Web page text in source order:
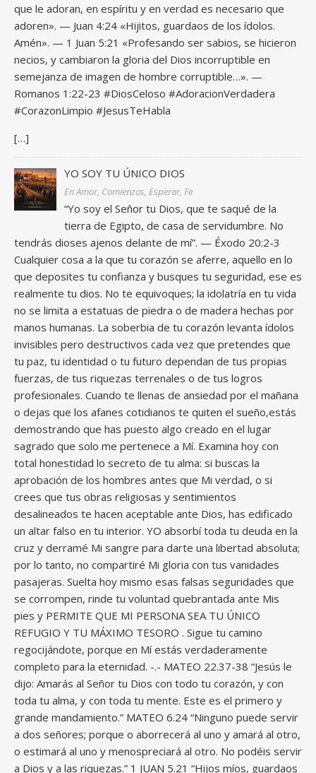
que le adoran, en espíritu y en verdad es necesario que
adoren». — Juan 4:24 «Hijitos, guardaos de los ídolos.
Amén». — 1 Juan 5:21 «Profesando ser sabios, se hicieron
necios, y cambiaron la gloria del Dios incorruptible en
semejanza de imagen de hombre corruptible…». —
Romanos 1:22-23 #DiosCeloso #AdoracionVerdadera
#CorazonLimpio #JesusTeHabla
[…]
YO SOY TU ÚNICO DIOS
En Amor, Comienzos, Esperar, Fe
“Yo soy el Señor tu Dios, que te saqué de la
tierra de Egipto, de casa de servidumbre. No
tendrás dioses ajenos delante de mí”. — Éxodo 20:2-3
Cualquier cosa a la que tu corazón se aferre, aquello en lo
que deposites tu confianza y busques tu seguridad, ese es
realmente tu dios. No te equivoques; la idolatría en tu vida
no se limita a estatuas de piedra o de madera hechas por
manos humanas. La soberbia de tu corazón levanta ídolos
invisibles pero destructivos cada vez que pretendes que
tu paz, tu identidad o tu futuro dependan de tus propias
fuerzas, de tus riquezas terrenales o de tus logros
profesionales. Cuando te llenas de ansiedad por el mañana
o dejas que los afanes cotidianos te quiten el sueño,estás
demostrando que has puesto algo creado en el lugar
sagrado que solo me pertenece a Mí. Examina hoy con
total honestidad lo secreto de tu alma: si buscas la
aprobación de los hombres antes que Mi verdad, o si
crees que tus obras religiosas y sentimientos
desalineados te hacen aceptable ante Dios, has edificado
un altar falso en tu interior. YO absorbí toda tu deuda en la
cruz y derramé Mi sangre para darte una libertad absoluta;
por lo tanto, no compartiré Mi gloria con tus vanidades
pasajeras. Suelta hoy mismo esas falsas seguridades que
se corrompen, rinde tu voluntad quebrantada ante Mis
pies y PERMITE QUE MI PERSONA SEA TU ÚNICO
REFUGIO Y TU MÁXIMO TESORO . Sigue tu camino
regocijándote, porque en Mí estás verdaderamente
completo para la eternidad. -.- MATEO 22.37-38 “Jesús le
dijo: Amarás al Señor tu Dios con todo tu corazón, y con
toda tu alma, y con toda tu mente. Este es el primero y
grande mandamiento.” MATEO 6.24 “Ninguno puede servir
a dos señores; porque o aborrecerá al uno y amará al otro,
o estimará al uno y menospreciará al otro. No podéis servir
a Dios y a las riquezas.” 1 JUAN 5.21 “Hijos míos, guardaos